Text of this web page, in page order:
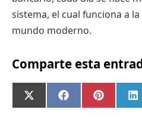
sistema, el cual funciona a
mundo moderno.
Comparte esta
Compartir
en
X
(Twitter)
Compartir
en
FacebookCompartir
en
Pinterest